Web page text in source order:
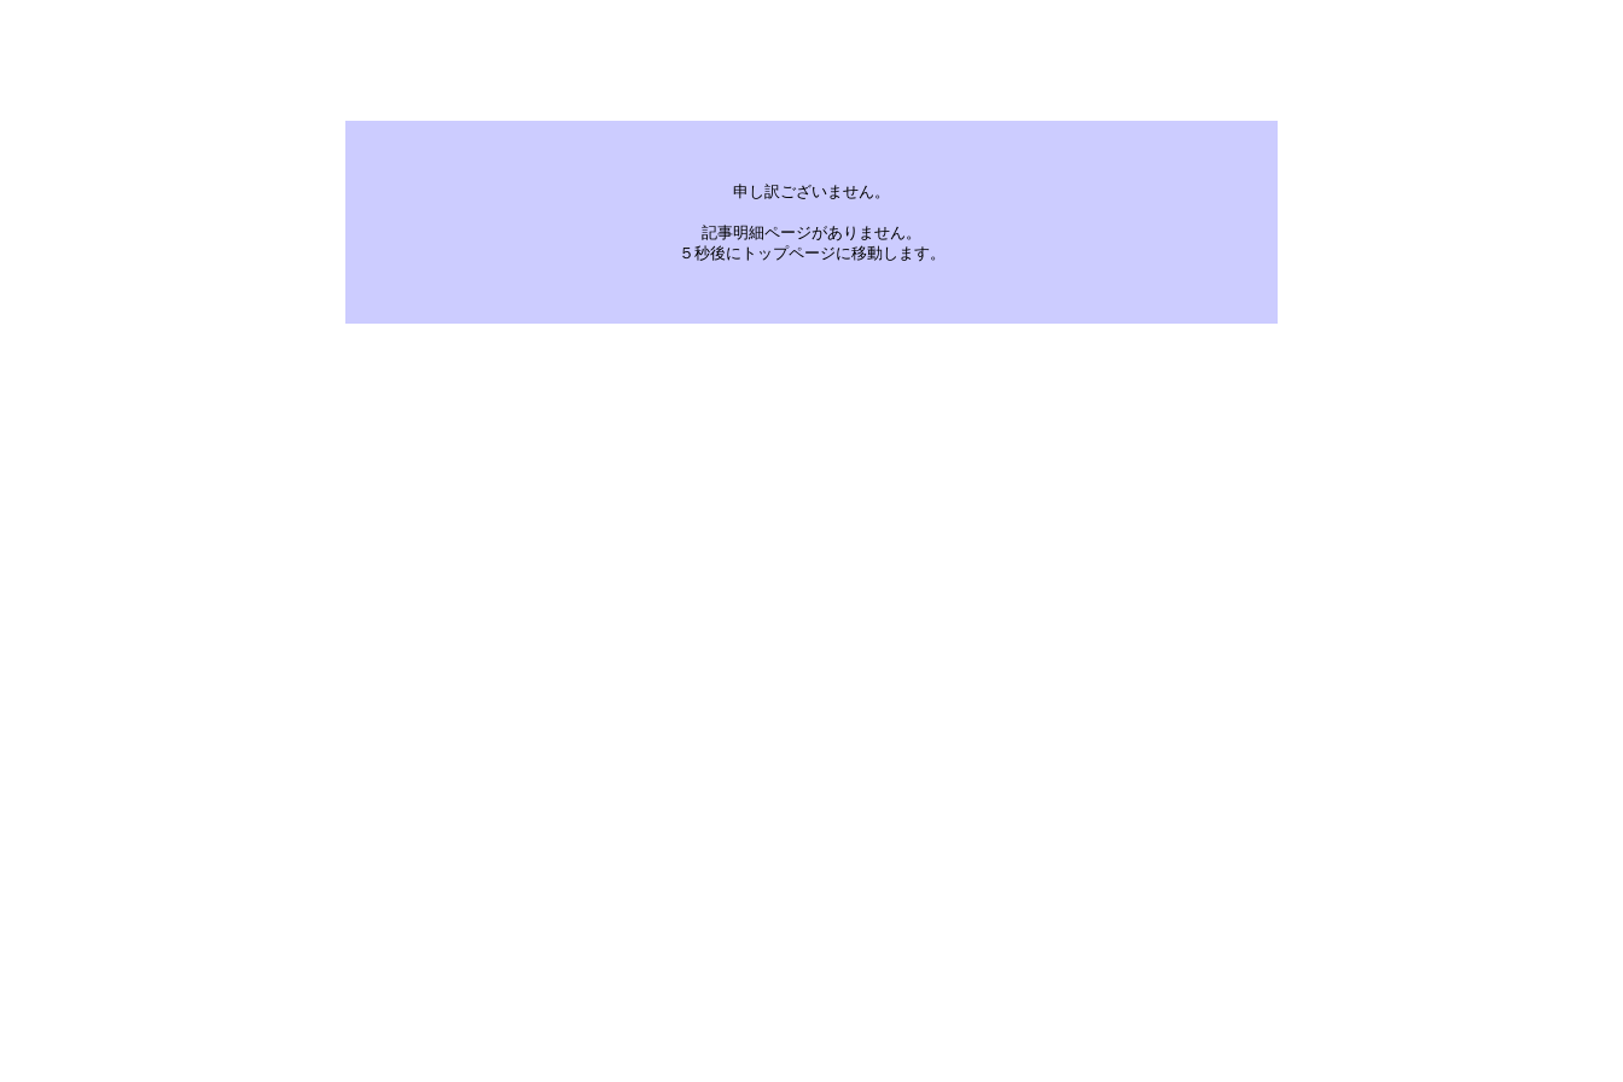
申し訳ございません。
記事明細ページがありません。
５秒後にトップページに移動します。